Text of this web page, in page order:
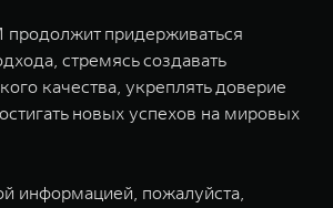
продолжит придерживаться
стремясь создавать
качества, укреплять доверие
новых успехов на мировых
информацией, пожалуйста,